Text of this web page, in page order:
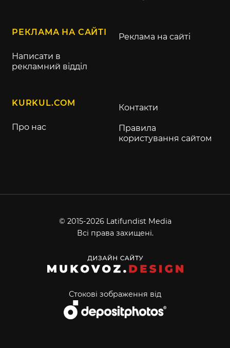
РЕКЛАМА НА САЙТІ
Написати в
рекламний відділ
Реклама на сайті
KURKUL.COM
Про нас
Контакти
Правила
користування сайтом
© 2015-2026 Latifundist Media
Всі права захищені.
Стокові зображення від